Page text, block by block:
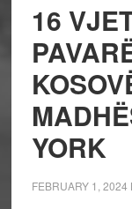
16
YORK
FEBRUARY 1, 2024